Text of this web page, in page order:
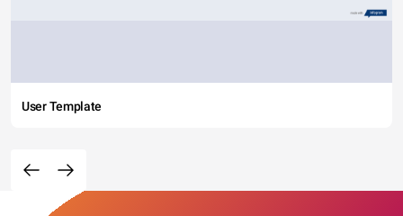
User Template